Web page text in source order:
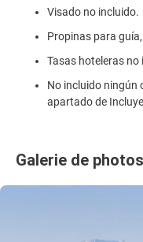
Visado no incluido.
Propinas para
Tasas hoteleras no
No incluido ningún
apartado de
Galerie de photos